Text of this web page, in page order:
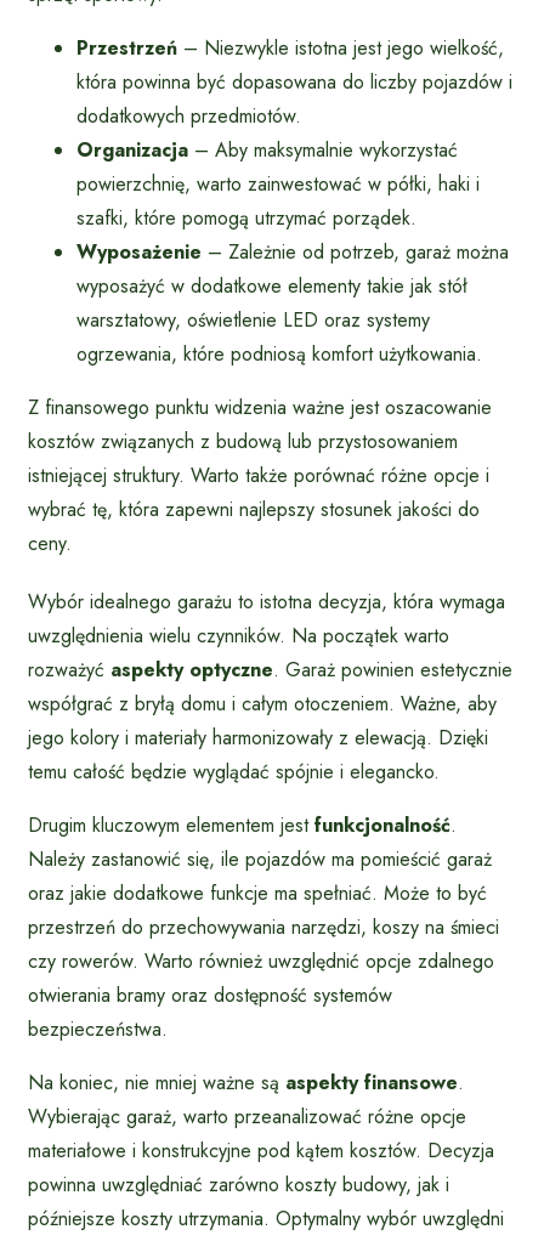
Przestrzeń – Niezwykle istotna jest jego wielkość,
która powinna być dopasowana do liczby pojazdów i
dodatkowych przedmiotów.
Organizacja – Aby maksymalnie wykorzystać
powierzchnię, warto zainwestować w półki, haki i
szafki, które pomogą utrzymać porządek.
Wyposażenie – Zależnie od potrzeb, garaż można
wyposażyć w dodatkowe elementy takie jak stół
warsztatowy, oświetlenie LED oraz systemy
ogrzewania, które podniosą komfort użytkowania.
Z finansowego punktu widzenia ważne jest oszacowanie
kosztów związanych z budową lub przystosowaniem
istniejącej struktury. Warto także porównać różne opcje i
wybrać tę, która zapewni najlepszy stosunek jakości do
ceny.
Wybór idealnego garażu to istotna decyzja, która wymaga
uwzględnienia wielu czynników. Na początek warto
rozważyć aspekty optyczne. Garaż powinien estetycznie
współgrać z bryłą domu i całym otoczeniem. Ważne, aby
jego kolory i materiały harmonizowały z elewacją. Dzięki
temu całość będzie wyglądać spójnie i elegancko.
Drugim kluczowym elementem jestfunkcjonalność.
Należy zastanowić się, ile pojazdów ma pomieścić garaż
oraz jakie dodatkowe funkcje ma spełniać. Może to być
przestrzeń do przechowywania narzędzi, koszy na śmieci
czy rowerów. Warto również uwzględnić opcje zdalnego
otwierania bramy oraz dostępność systemów
bezpieczeństwa.
Na koniec, nie mniej ważne są aspekty finansowe.
Wybierając garaż, warto przeanalizować różne opcje
materiałowe i konstrukcyjne pod kątem kosztów. Decyzja
powinna uwzględniać zarówno koszty budowy, jak i
późniejsze koszty utrzymania. Optymalny wybór uwzględni